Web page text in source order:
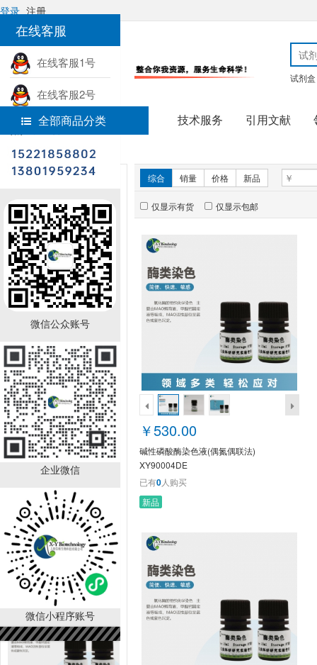
在线客服
在线客服1号
在线客服2号
热线电话
微信公众账号
企业微信
微信小程序账号
登录 注册
试剂盒
全部商品分类 技术服务 引用文献
首页
实验试剂
新品推荐
碱性磷酸酶染色液(偶氮
￥530.00
已有 0 人购买
中性粒细胞碱性磷酸酶染
色液(NAP) XY90003DE
￥630.00
已有 0人购买
综合 销量 价格 新品
仅显示有货 仅显示包邮
￥530.00
碱性磷酸酶染色液(偶氮偶联法)
XY90004DE
已有0人购买
新品